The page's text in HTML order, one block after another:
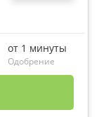
от 1 минуты
Одобрение